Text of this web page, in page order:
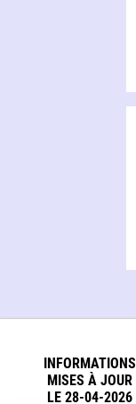
INFORMATIONS
MISES À JOUR
LE 28-04-2026